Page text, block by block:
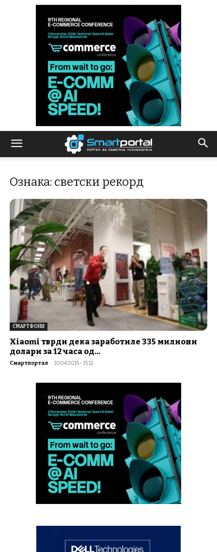
Ознака: светски рекорд
СМАРТФОНИ
Xiaomi тврди дека заработиле 335 милиони
долари за 12 часа од...
Смартпортал - 10.04.2015 - 15:12